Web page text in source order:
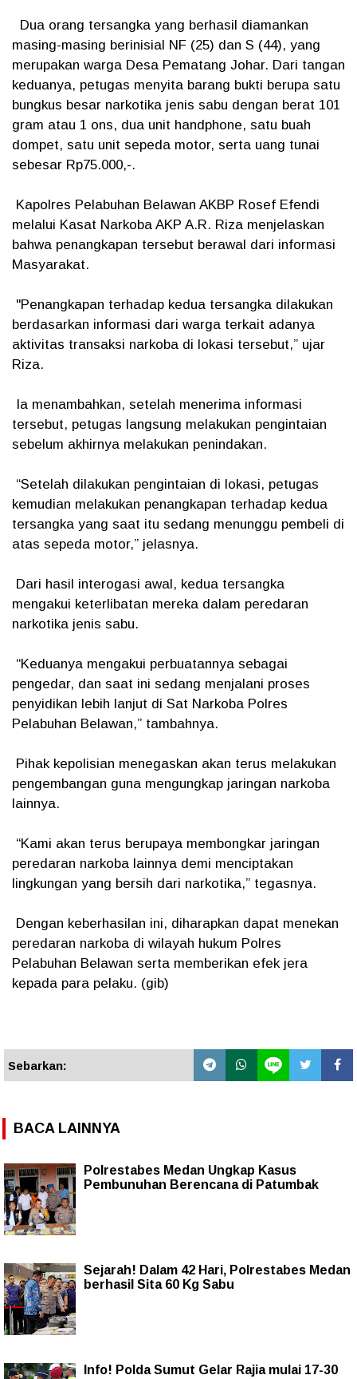
Dua orang tersangka yang berhasil diamankan
masing-masing berinisial NF (25) dan S (44), yang
merupakan warga Desa Pematang Johar. Dari tangan
keduanya, petugas menyita barang bukti berupa satu
bungkus besar narkotika jenis sabu dengan berat 101
gram atau 1 ons, dua unit handphone, satu buah
dompet, satu unit sepeda motor, serta uang tunai
sebesar Rp75.000,-.
Kapolres Pelabuhan Belawan AKBP Rosef Efendi
melalui Kasat Narkoba AKP A.R. Riza menjelaskan
bahwa penangkapan tersebut berawal dari informasi
Masyarakat.
"Penangkapan terhadap kedua tersangka dilakukan
berdasarkan informasi dari warga terkait adanya
aktivitas transaksi narkoba di lokasi tersebut,” ujar
Riza.
Ia menambahkan, setelah menerima informasi
tersebut, petugas langsung melakukan pengintaian
sebelum akhirnya melakukan penindakan.
“Setelah dilakukan pengintaian di lokasi, petugas
kemudian melakukan penangkapan terhadap kedua
tersangka yang saat itu sedang menunggu pembeli di
atas sepeda motor,” jelasnya.
Dari hasil interogasi awal, kedua tersangka
mengakui keterlibatan mereka dalam peredaran
narkotika jenis sabu.
“Keduanya mengakui perbuatannya sebagai
pengedar, dan saat ini sedang menjalani proses
penyidikan lebih lanjut di Sat Narkoba Polres
Pelabuhan Belawan,” tambahnya.
Pihak kepolisian menegaskan akan terus melakukan
pengembangan guna mengungkap jaringan narkoba
lainnya.
“Kami akan terus berupaya membongkar jaringan
peredaran narkoba lainnya demi menciptakan
lingkungan yang bersih dari narkotika,” tegasnya.
Dengan keberhasilan ini, diharapkan dapat menekan
peredaran narkoba di wilayah hukum Polres
Pelabuhan Belawan serta memberikan efek jera
kepada para pelaku. (gib)
Sebarkan:
BACA LAINNYA
Polrestabes Medan Ungkap Kasus
Pembunuhan Berencana di Patumbak
Sejarah! Dalam 42 Hari, Polrestabes Medan
berhasil Sita 60 Kg Sabu
Info! Polda Sumut Gelar Rajia mulai 17-30